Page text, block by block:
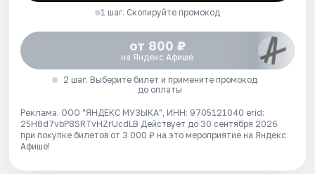
1 шаг. Скопируйте промокод
от 800 ₽
на Яндекс Афише
2 шаг. Выберите билет и примените промокод
до оплаты
Реклама. ООО "ЯНДЕКС МУЗЫКА", ИНН: 9705121040 erid:
25H8d7vbP8SRTvHZrUcdLB Действует до 30 сентября 2026
при покупке билетов от 3 000 ₽ на это мероприятие на Яндекс
Афише!